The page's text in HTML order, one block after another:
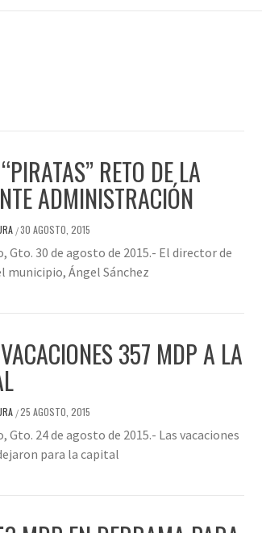
RETO DE LA
ADMINISTRACIÓN
/30 AGOSTO, 2015
Gto. 30 de agosto de 2015.- El director de
municipio, Ángel Sánchez
357 MDP A LA
/25 AGOSTO, 2015
Gto. 24 de agosto de 2015.- Las vacaciones
para la capital